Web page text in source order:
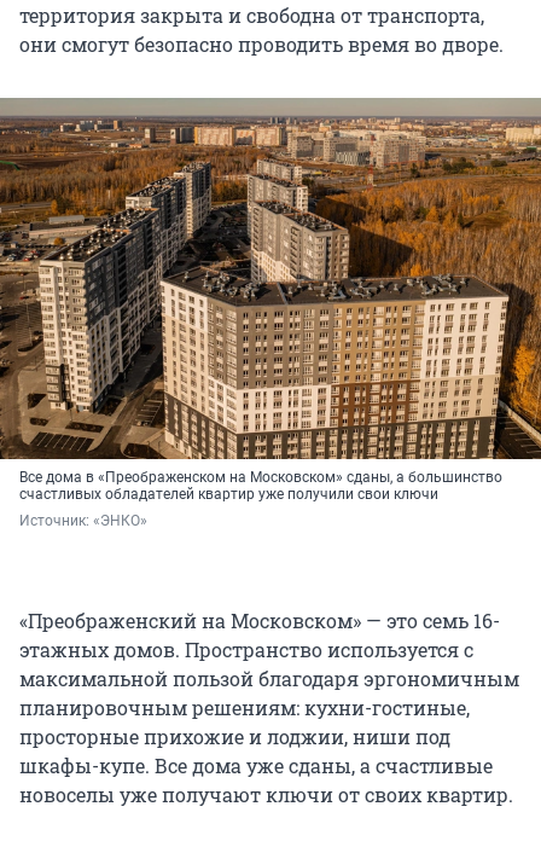
территория закрыта и свободна от транспорта,
они смогут безопасно проводить время во дворе.
Все дома в «Преображенском на Московском» сданы, а большинство
счастливых обладателей квартир уже получили свои ключи
Источник: «ЭНКО»
«Преображенский на Московском» — это семь 16-
этажных домов. Пространство используется с
максимальной пользой благодаря эргономичным
планировочным решениям: кухни-гостиные,
просторные прихожие и лоджии, ниши под
шкафы-купе. Все дома уже сданы, а счастливые
новоселы уже получают ключи от своих квартир.